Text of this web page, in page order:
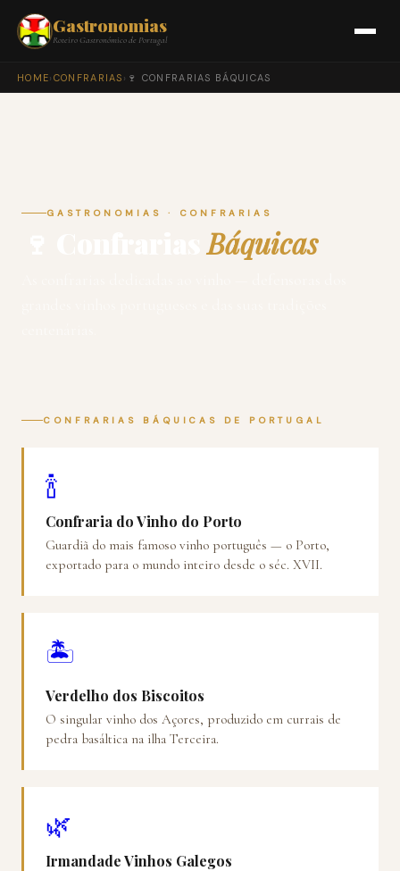
Gastronomias
Roteiro Gastronómico de Portugal
HOME› CONFRARIAS › 🍷 CONFRARIAS BÁQUICAS
GASTRONOMIAS · CONFRARIAS
🍷 ConfrariasBáquicas
CONFRARIAS BÁQUICAS DE PORTUGAL
🍾
Confraria do Vinho do Porto
Guardiã do mais famoso vinho português — o Porto,
exportado para o mundo inteiro desde o séc. XVII.
🏝️
Verdelho dos Biscoitos
O singular vinho dos Açores, produzido em currais de
pedra basáltica na ilha Terceira.
🌿
Irmandade Vinhos Galegos